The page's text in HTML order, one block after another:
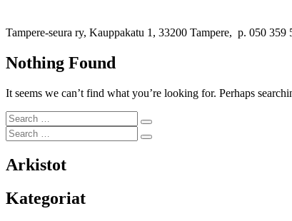
Tampere-seura ry, Kauppakatu 1, 33200 Tampere, p. 050 359
Nothing Found
It seems we can’t find what you’re looking for. Perhaps
Search
for:
Search
Search
for:
Search
Arkistot
Kategoriat